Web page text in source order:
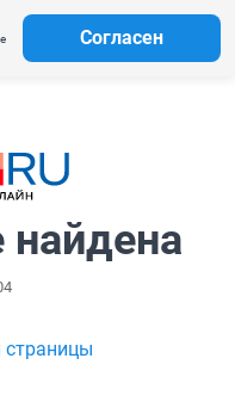
Согласен
найдена
страницы